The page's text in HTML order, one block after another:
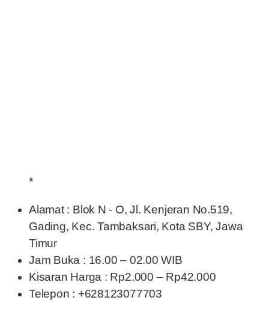
*
Alamat : Blok N - O, Jl. Kenjeran No.519,
Gading, Kec. Tambaksari, Kota SBY, Jawa
Timur
Jam Buka : 16.00 – 02.00 WIB
Kisaran Harga : Rp2.000 – Rp42.000
Telepon : +628123077703